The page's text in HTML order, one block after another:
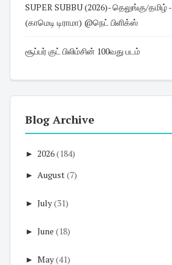
SUPER SUBBU (2026)- தெலுங்கு/தமிழ் - வெப் சீரிஸ் விமர்சனம்
(காமெடி டிராமா) @நெட் பிளிக்ஸ்
சூப்பர் குட் பிலிம்சின் 100வது படம்
Blog Archive
► 2026(184)
► August(7)
► July(31)
► June (18)
► May(41)